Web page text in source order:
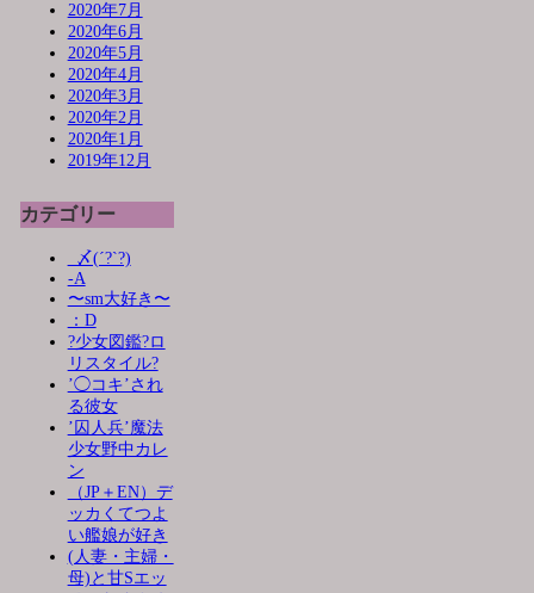
2020年7月
2020年6月
2020年5月
2020年4月
2020年3月
2020年2月
2020年1月
2019年12月
カテゴリー
_〆(´?`?)
-A
〜sm大好き〜
：D
?少女図鑑?ロ
リスタイル?
’◯コキ’され
る彼女
’囚人兵’魔法
少女野中カレ
ン
（JP＋EN）デ
ッカくてつよ
い艦娘が好き
(人妻・主婦・
母)と甘Sエッ